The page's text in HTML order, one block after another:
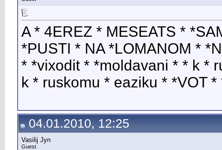
A * 4EREZ * MESEATS *
*PUSTI * NA *LOMANOM *
* *vixodit * *moldavani * * k *
k * ruskomu * eaziku * *VOT
04.01.2010, 12:25
Vasilij Jyn
Guest